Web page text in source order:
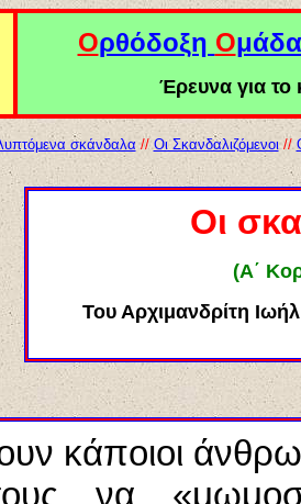
Ορθόδοξη Ομάδα
Έρευνα για το
σκάνδαλα // Οι Σκανδαλιζόμενοι //
Οι
(Α΄
Του Αρχιμανδρίτη
κάποιοι
να